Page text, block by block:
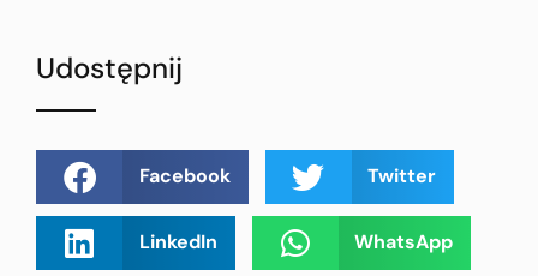
Udostępnij
Facebook Twitter
LinkedIn WhatsApp